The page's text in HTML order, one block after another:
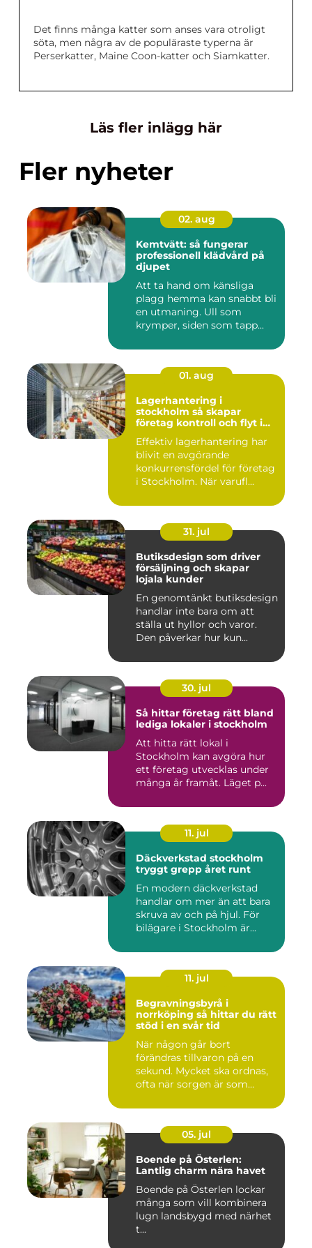
Det finns många katter som anses vara otroligt
söta, men några av de populäraste typerna är
Perserkatter, Maine Coon-katter och Siamkatter.
Läs fler inlägg här
Fler nyheter
02. aug
Kemtvätt: så fungerar
professionell klädvård på
djupet
Att ta hand om känsliga
plagg hemma kan snabbt bli
en utmaning. Ull som
krymper, siden som tapp...
01. aug
Lagerhantering i
stockholm så skapar
företag kontroll och flyt i
Effektiv lagerhantering har
blivit en avgörande
konkurrensfördel för företag
i Stockholm. När varufl...
31. jul
Butiksdesign som driver
försäljning och skapar
lojala kunder
En genomtänkt butiksdesign
handlar inte bara om att
ställa ut hyllor och varor.
Den påverkar hur kun...
30. jul
Så hittar företag rätt bland
lediga lokaler i stockholm
Att hitta rätt lokal i
Stockholm kan avgöra hur
ett företag utvecklas under
många år framåt. Läget p...
11. jul
Däckverkstad stockholm
tryggt grepp året runt
En modern däckverkstad
handlar om mer än att bara
skruva av och på hjul. För
bilägare i Stockholm är...
11. jul
Begravningsbyrå i
norrköping så hittar du rätt
stöd i en svår tid
När någon går bort
förändras tillvaron på en
sekund. Mycket ska ordnas,
ofta när sorgen är som
05. jul
Boende på Österlen:
Lantlig charm nära havet
Boende på Österlen lockar
många som vill kombinera
lugn landsbygd med närhet
t...